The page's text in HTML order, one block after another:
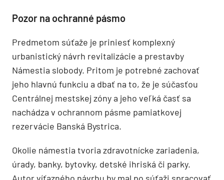
Pozor na ochranné pásmo
Predmetom súťaže je priniesť komplexný
urbanistický návrh revitalizácie a prestavby
Námestia slobody. Pritom je potrebné zachovať
jeho hlavnú funkciu a dbať na to, že je súčasťou
Centrálnej mestskej zóny a jeho veľká časť sa
nachádza v ochrannom pásme pamiatkovej
rezervácie Banská Bystrica.
Okolie námestia tvoria zdravotnícke zariadenia,
úrady, banky, bytovky, detské ihriská či parky.
Autor víťazného návrhu by mal po súťaži spracovať